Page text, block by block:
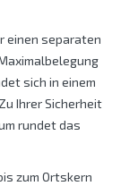
einen separaten
sich in einem
Ihrer Sicherheit
rundet das
zum Ortskern